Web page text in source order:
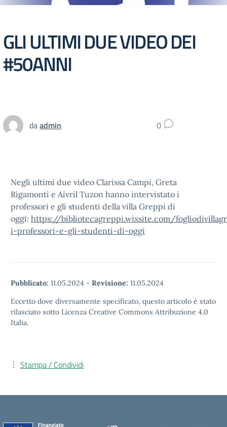
GLI ULTIMI DUE VIDEO DEI
#50ANNI
daadmin 0
Negli ultimi due video Clarissa Campi, Greta
Rigamonti e Aivril Tuzon hanno intervistato i
professori e gli studenti della villa Greppi di
oggi: https://bibliotecagreppi.wixsite.com/
i-professori-e-gli-studenti-di-oggi
Pubblicato: 11.05.2024 - Revisione: 11.05.2024
Eccetto dove diversamente specificato, questo articolo è stato
rilasciato sotto Licenza Creative Commons Attribuzione 4.0
Italia.
Stampa / Condividi